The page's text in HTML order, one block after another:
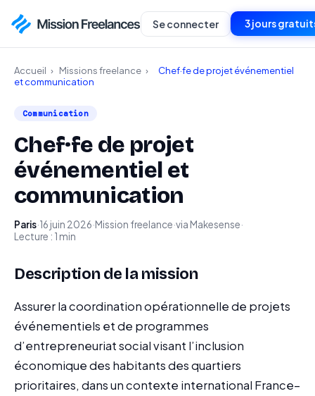
Se connecter 3 jours
Accueil › Missions freelance ›
Chef·fe de projet événementiel
et communication
Communication
Chef·fe de projet
événementiel et
communication
Paris·16 juin 2026·Mission freelance·via Makesense·
Lecture : 1 min
Description de la mission
Assurer la coordination opérationnelle de projets
événementiels et de programmes
d’entrepreneuriat social visant l’inclusion
économique des habitants des quartiers
prioritaires, dans un contexte international France–